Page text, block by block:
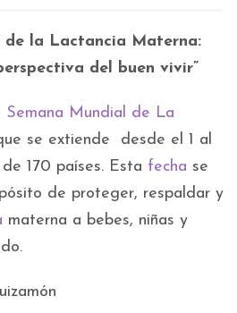
de la Lactancia Materna:
del buen vivir”
Semana Mundial de La
se extiende desde el 1 al
170 países. Esta fecha se
de proteger, respaldar y
materna a bebes, niñas y